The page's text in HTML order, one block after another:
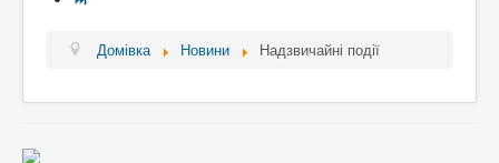
Домівка Новини Надзвичайні події